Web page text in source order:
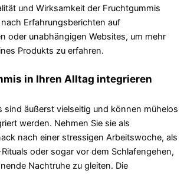
und Wirksamkeit der Fruchtgummis
Erfahrungsberichten auf
oder unabhängigen Websites, um mehr
Produkts zu erfahren.
in Ihren Alltag integrieren
sind äußerst vielseitig und können mühelos
werden. Nehmen Sie sie als
nach einer stressigen Arbeitswoche, als
oder sogar vor dem Schlafengehen,
Nachtruhe zu gleiten. Die